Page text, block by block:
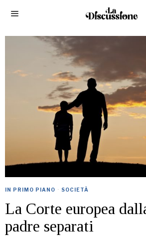
IN PRIMO PIANO · SOCIETÀ
La Corte europea
padre separati